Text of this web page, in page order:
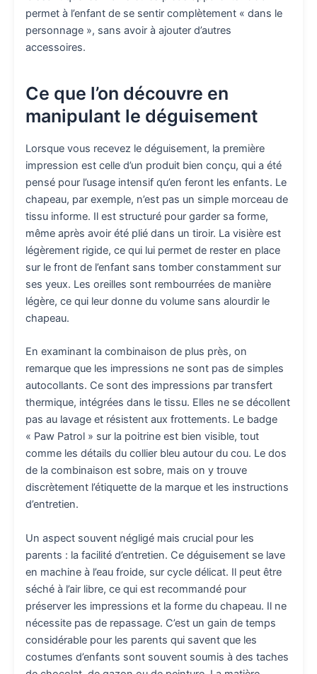
permet à l’enfant de se sentir complètement « dans le
personnage », sans avoir à ajouter d’autres
accessoires.
Ce que l’on découvre en
manipulant le déguisement
Lorsque vous recevez le déguisement, la première
impression est celle d’un produit bien conçu, qui a été
pensé pour l’usage intensif qu’en feront les enfants. Le
chapeau, par exemple, n’est pas un simple morceau de
tissu informe. Il est structuré pour garder sa forme,
même après avoir été plié dans un tiroir. La visière est
légèrement rigide, ce qui lui permet de rester en place
sur le front de l’enfant sans tomber constamment sur
ses yeux. Les oreilles sont rembourrées de manière
légère, ce qui leur donne du volume sans alourdir le
chapeau.
En examinant la combinaison de plus près, on
remarque que les impressions ne sont pas de simples
autocollants. Ce sont des impressions par transfert
thermique, intégrées dans le tissu. Elles ne se décollent
pas au lavage et résistent aux frottements. Le badge
« Paw Patrol » sur la poitrine est bien visible, tout
comme les détails du collier bleu autour du cou. Le dos
de la combinaison est sobre, mais on y trouve
discrètement l’étiquette de la marque et les instructions
d’entretien.
Un aspect souvent négligé mais crucial pour les
parents : la facilité d’entretien. Ce déguisement se lave
en machine à l’eau froide, sur cycle délicat. Il peut être
séché à l’air libre, ce qui est recommandé pour
préserver les impressions et la forme du chapeau. Il ne
nécessite pas de repassage. C’est un gain de temps
considérable pour les parents qui savent que les
costumes d’enfants sont souvent soumis à des taches